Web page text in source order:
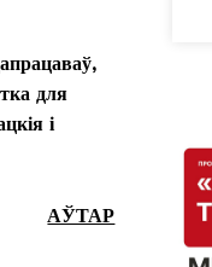
для
і
АЎТАР